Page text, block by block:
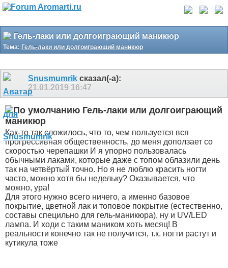
Гель-лаки или долгоиграющий маникюр
Тема: Гель-лаки или долгоиграющий маникюр
Snusmumrik сказал(-а):
21.01.2019 16:47
Гель-лаки или долгоиграющий
маникюр
Как-то так сложилось, что то, чем пользуется вся
прогрессивная общественность, до меня доползает со
скоростью черепашки И я упорно пользовалась
обычными лаками, которые даже с топом облазили день
так на четвёртый точно. Но я не люблю красить ногти
часто, можно хотя бы недельку? Оказывается, что
можно, ура!
Для этого нужно всего ничего, а именно базовое
покрытие, цветной лак и топовое покрытие (естественно,
составы специльно для гель-маникюра), ну и UV/LED
лампа. И ходи с таким маником хоть месяц! В
реальности конечно так не получится, т.к. ногти растут и
кутикула тоже